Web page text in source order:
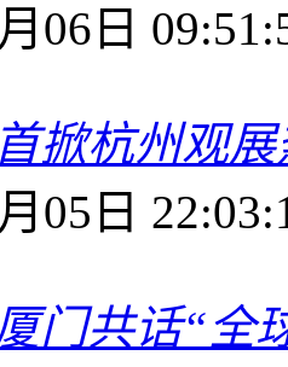
06日
掀杭州观
05日
门共话“全